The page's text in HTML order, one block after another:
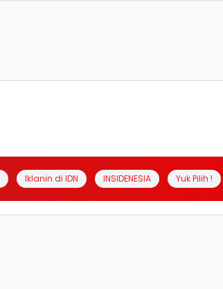
Iklanin di IDN INSIDENESIA Yuk Pilih !